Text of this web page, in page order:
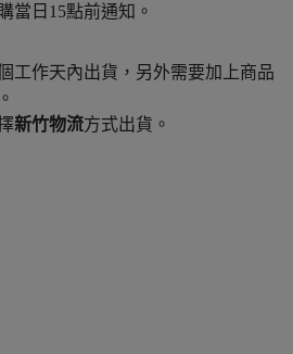
當日15點前通知。
工作天內出貨，另外需要加上商品
新竹物流方式出貨。